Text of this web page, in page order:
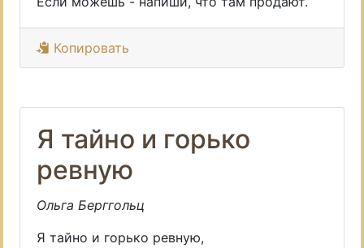
Копировать
Я тайно и горько
ревную
Ольга Берггольц
Я тайно и горько ревную,